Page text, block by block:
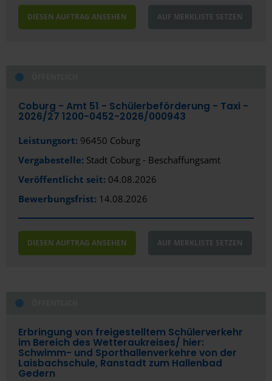
Bensheim
Bergisch Gladbach
Bielefeld
Bonn
Bottrop
Celle
Chemnitz
DIESEN AUFTRAG ANSEHEN AUF MERKLISTE SETZEN
Coburg - Amt 51 - Schülerbeförderung - Taxi -
2026/­27 1200-0452-2026/­000943
Leistungsort: 96450 Coburg
Vergabestelle: Stadt Coburg - Beschaffungsamt
Veröffentlicht seit: 04.08.2026
Bewerbungsfrist: 14.08.2026
DIESEN AUFTRAG ANSEHEN AUF MERKLISTE SETZEN
Erbringung von freigestelltem Schülerverkehr
im Bereich des Wetteraukreises/­ hier:
Schwimm- und Sporthallenverkehre von der
Laisbachschule, Ranstadt zum Hallenbad
Gedern